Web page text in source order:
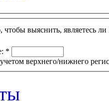
*
верхнего/нижнего